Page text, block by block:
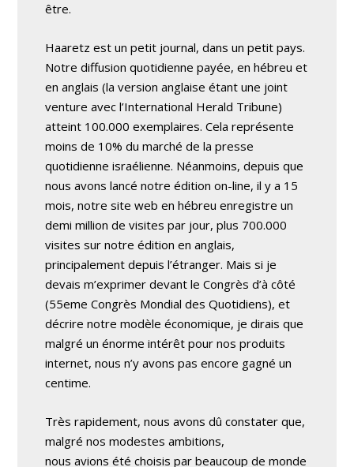
être.
Haaretz est un petit journal, dans un petit pays.
Notre diffusion quotidienne payée, en hébreu et
en anglais (la version anglaise étant une joint
venture avec l’International Herald Tribune)
atteint 100.000 exemplaires. Cela représente
moins de 10% du marché de la presse
quotidienne israélienne. Néanmoins, depuis que
nous avons lancé notre édition on-line, il y a 15
mois, notre site web en hébreu enregistre un
demi million de visites par jour, plus 700.000
visites sur notre édition en anglais,
principalement depuis l’étranger. Mais si je
devais m’exprimer devant le Congrès d’à côté
(55eme Congrès Mondial des Quotidiens), et
décrire notre modèle économique, je dirais que
malgré un énorme intérêt pour nos produits
internet, nous n’y avons pas encore gagné un
centime.
Très rapidement, nous avons dû constater que,
malgré nos modestes ambitions,
nous avions été choisis par beaucoup de monde